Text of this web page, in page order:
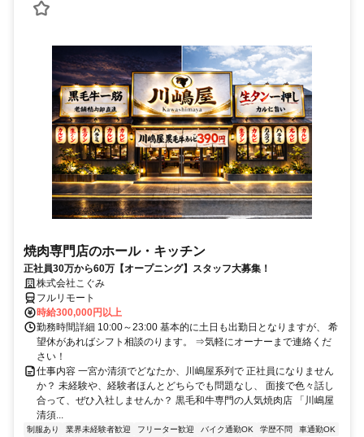
焼肉専門店のホール・キッチン
正社員30万から60万【オープニング】スタッフ大募集！
株式会社こぐみ
フルリモート
時給300,000円以上
勤務時間詳細 10:00～23:00 基本的に土日も出勤日となりますが、 希
望休があればシフト相談のります。 ⇒気軽にオーナーまで連絡くだ
さい！
仕事内容 一宮か清須でどなたか、川嶋屋系列で 正社員になりません
か？ 未経験や、経験者ほんとどちらでも問題なし、 面接で色々話し
合って、ぜひ入社しませんか？ 黒毛和牛専門の人気焼肉店 「川嶋屋
清須...
制服あり 業界未経験者歓迎 フリーター歓迎 バイク通勤OK 学歴不問
車通勤OK